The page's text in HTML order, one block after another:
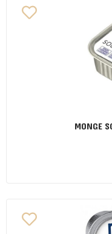
MONGE